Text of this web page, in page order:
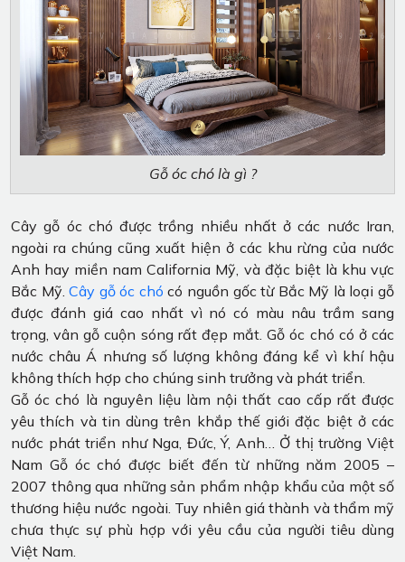
Gỗ óc chó là gì ?
Cây gỗ óc chó được trồng nhiều nhất ở các nước Iran,
ngoài ra chúng cũng xuất hiện ở các khu rừng của nước
Anh hay miền nam California Mỹ, và đặc biệt là khu vực
Bắc Mỹ.Cây gỗ óc chó có nguồn gốc từ Bắc Mỹ là loại gỗ
được đánh giá cao nhất vì nó có màu nâu trầm sang
trọng, vân gỗ cuộn sóng rất đẹp mắt. Gỗ óc chó có ở các
nước châu Á nhưng số lượng không đáng kể vì khí hậu
không thích hợp cho chúng sinh trưởng và phát triển.
Gỗ óc chó là nguyên liệu làm nội thất cao cấp rất được
yêu thích và tin dùng trên khắp thế giới đặc biệt ở các
nước phát triển như Nga, Đức, Ý, Anh… Ở thị trường Việt
Nam Gỗ óc chó được biết đến từ những năm 2005 –
2007 thông qua những sản phẩm nhập khẩu của một số
thương hiệu nước ngoài. Tuy nhiên giá thành và thẩm mỹ
chưa thực sự phù hợp với yêu cầu của người tiêu dùng
Việt Nam.